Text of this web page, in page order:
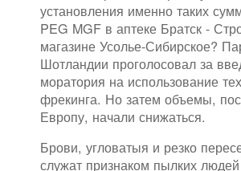
установления именно таких
PEG MGF в аптеке Братск -
магазине Усолье-Сибирское?
Шотландии проголосовал за
моратория на использование
фрекинга. Но затем объемы,
Европу, начали снижаться.
Брови, угловатыя и резко
служат признаком пылких